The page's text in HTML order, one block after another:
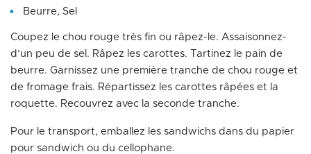
Beurre, Sel
Coupez le chou rouge très fin ou râpez-le. Assaisonnez-
d’un peu de sel. Râpez les carottes. Tartinez le pain de
beurre. Garnissez une première tranche de chou rouge et
de fromage frais. Répartissez les carottes râpées et la
roquette. Recouvrez avec la seconde tranche.
Pour le transport, emballez les sandwichs dans du papier
pour sandwich ou du cellophane.